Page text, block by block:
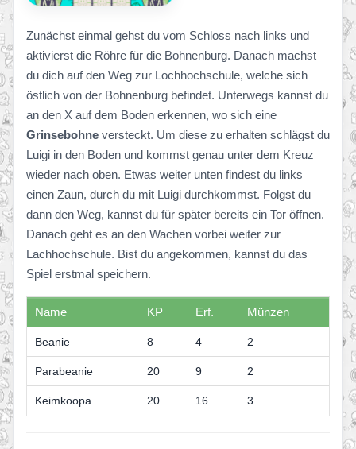
Zunächst einmal gehst du vom Schloss nach links und
aktivierst die Röhre für die Bohnenburg. Danach machst
du dich auf den Weg zur Lochhochschule, welche sich
östlich von der Bohnenburg befindet. Unterwegs kannst du
an den X auf dem Boden erkennen, wo sich eine
Grinsebohne versteckt. Um diese zu erhalten schlägst du
Luigi in den Boden und kommst genau unter dem Kreuz
wieder nach oben. Etwas weiter unten findest du links
einen Zaun, durch du mit Luigi durchkommst. Folgst du
dann den Weg, kannst du für später bereits ein Tor öffnen.
Danach geht es an den Wachen vorbei weiter zur
Lachhochschule. Bist du angekommen, kannst du das
Spiel erstmal speichern.
Name KP Erf. Münzen
Beanie 8 4 2
Parabeanie 20 9 2
Keimkoopa 20 16 3